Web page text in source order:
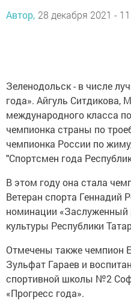
Автор, 28 декабря 2021 -
Зеленодольск - в числе
года». Айгуль Ситдикова,
международного класса
чемпионка страны по
чемпионка России по
"Спортсмен года
В этом году она стала
Ветеран спорта Геннадий
номинации «Заслуженный
культуры Республики
Отмечены также чемпион
Зульфат Гараев и
спортивной школы №2
«Прогресс года».